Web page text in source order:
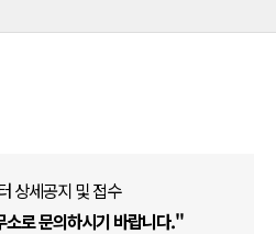
상세공지 및 접수
로 문의하시기 바랍니다."